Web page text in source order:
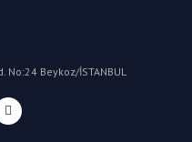
No:24 Beykoz/İSTANBUL